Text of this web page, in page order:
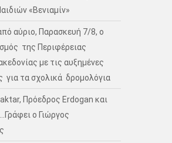
«Βενιαμίν»
αύριο, Παρασκευή 7/8, ο
της Περιφέρειας
με τις αυξημένες
για τα σχολικά δρομολόγια
Πρόεδρος Erdogan και
ο Γιώργος